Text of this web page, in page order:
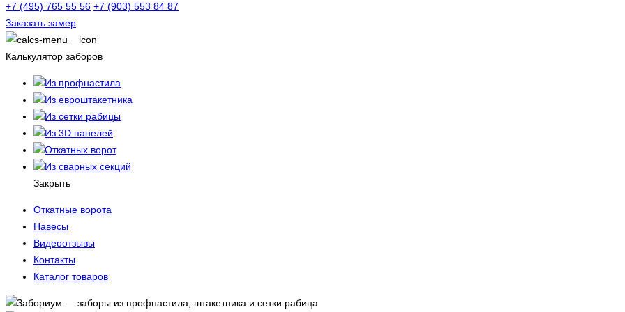
+7 (495) 765 55 56 +7 (903) 553 84 87
Заказать замер
Калькулятор заборов
Из профнастила
Из евроштакетника
Из сетки рабицы
Из 3D панелей
Откатных ворот
Из сварных секций
Закрыть
Откатные ворота
Навесы
Видеоотзывы
Контакты
Каталог товаров